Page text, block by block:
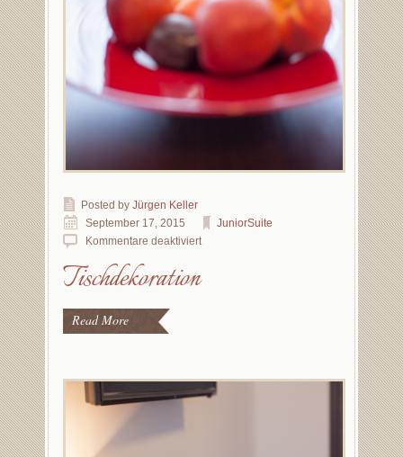
Posted by Jürgen Keller
September 17, 2015
JuniorSuite
Kommentare deaktiviert
Tischdekoration
Read More